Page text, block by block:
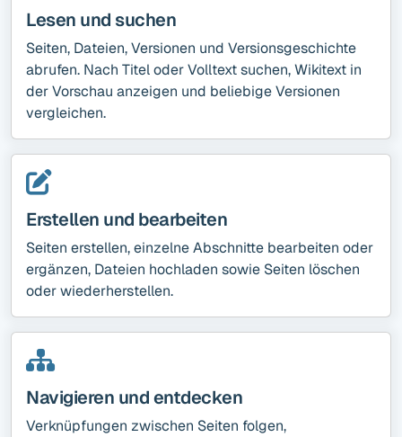
Lesen und suchen
Seiten, Dateien, Versionen und Versionsgeschichte
abrufen. Nach Titel oder Volltext suchen, Wikitext in
der Vorschau anzeigen und beliebige Versionen
vergleichen.
Erstellen und bearbeiten
Seiten erstellen, einzelne Abschnitte bearbeiten oder
ergänzen, Dateien hochladen sowie Seiten löschen
oder wiederherstellen.
Navigieren und entdecken
Verknüpfungen zwischen Seiten folgen,